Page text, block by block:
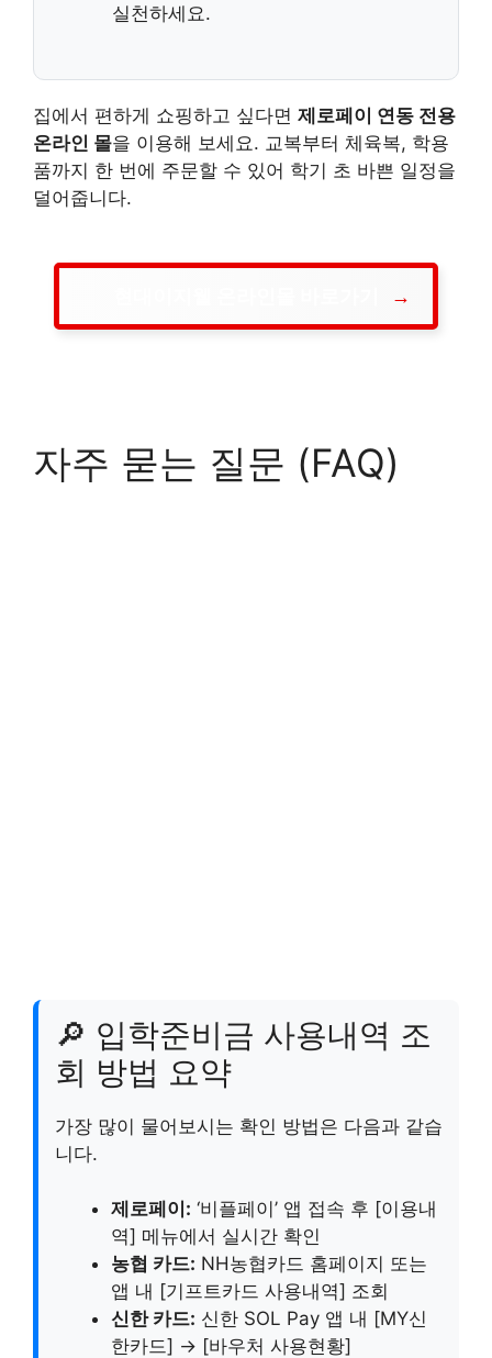
실천하세요.
집에서 편하게 쇼핑하고 싶다면 제로페이 연동 전용
온라인 몰을 이용해 보세요. 교복부터 체육복, 학용
품까지 한 번에 주문할 수 있어 학기 초 바쁜 일정을
덜어줍니다.
자주 묻는 질문 (FAQ)
🔎 입학준비금 사용내역 조
회 방법 요약
가장 많이 물어보시는 확인 방법은 다음과 같습
니다.
제로페이: ‘비플페이’ 앱 접속 후 [이용내
역] 메뉴에서 실시간 확인
농협 카드: NH농협카드 홈페이지 또는
앱 내 [기프트카드 사용내역] 조회
신한 카드: 신한 SOL Pay 앱 내 [MY신
한카드] → [바우처 사용현황]